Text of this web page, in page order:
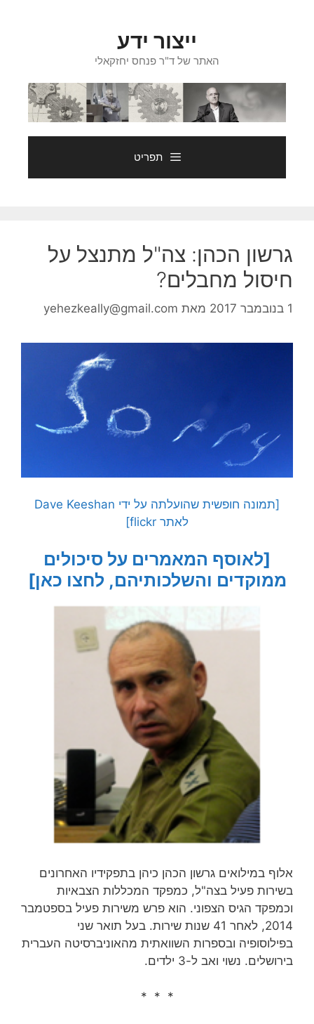
ייצור ידע
האתר של ד"ר פנחס יחזקאלי
תפריט
גרשון הכהן: צה"ל מתנצל על
חיסול מחבלים?
1 בנובמבר 2017 מאת yehezkeally@gmail.com
[תמונה חופשית שהועלתה על ידי Dave Keeshan
לאתר flickr]
[לאוסף המאמרים על סיכולים
ממוקדים והשלכותיהם, לחצו כאן]
אלוף במילואים גרשון הכהן כיהן בתפקידיו האחרונים
בשירות פעיל בצה"ל, כמפקד המכללות הצבאיות
וכמפקד הגיס הצפוני. הוא פרש משירות פעיל בספטמבר
2014, לאחר 41 שנות שירות‏. בעל תואר שני
בפילוסופיה ובספרות השוואתית מהאוניברסיטה העברית
בירושלים. נשוי ואב ל-3 ילדים.
* * *